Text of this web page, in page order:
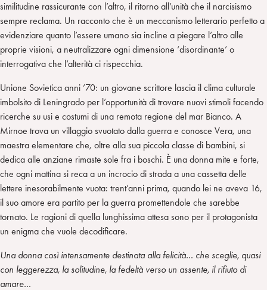
similitudine rassicurante con l’altro, il ritorno all’unità che il narcisismo
sempre reclama. Un racconto che è un meccanismo letterario perfetto a
evidenziare quanto l’essere umano sia incline a piegare l’altro alle
proprie visioni, a neutralizzare ogni dimensione ‘disordinante’ o
interrogativa che l’alterità ci rispecchia.
Unione Sovietica anni ’70: un giovane scrittore lascia il clima culturale
imbolsito di Leningrado per l’opportunità di trovare nuovi stimoli facendo
ricerche su usi e costumi di una remota regione del mar Bianco. A
Mirnoe trova un villaggio svuotato dalla guerra e conosce Vera, una
maestra elementare che, oltre alla sua piccola classe di bambini, si
dedica alle anziane rimaste sole fra i boschi. È una donna mite e forte,
che ogni mattina si reca a un incrocio di strada a una cassetta delle
lettere inesorabilmente vuota: trent’anni prima, quando lei ne aveva 16,
il suo amore era partito per la guerra promettendole che sarebbe
tornato. Le ragioni di quella lunghissima attesa sono per il protagonista
un enigma che vuole decodificare.
Una donna così intensamente destinata alla felicità… che sceglie, quasi
con leggerezza, la solitudine, la fedeltà verso un assente, il rifiuto di
amare…